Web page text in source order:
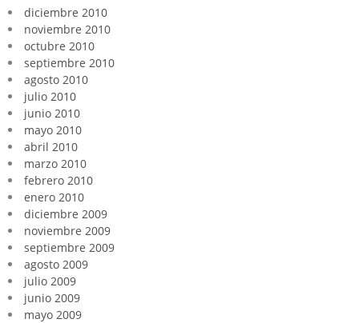
diciembre 2010
noviembre 2010
octubre 2010
septiembre 2010
agosto 2010
julio 2010
junio 2010
mayo 2010
abril 2010
marzo 2010
febrero 2010
enero 2010
diciembre 2009
noviembre 2009
septiembre 2009
agosto 2009
julio 2009
junio 2009
mayo 2009